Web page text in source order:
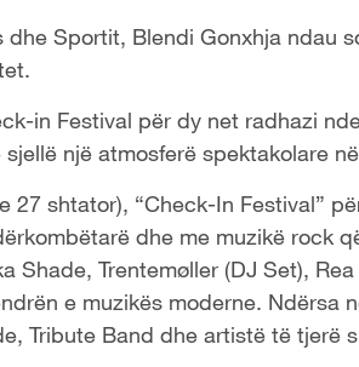
dhe Sportit, Blendi Gonxhja ndau
in Festival për dy net radhazi
një atmosferë spektakolare
27 shtator), “Check-In Festival”
dhe me muzikë rock
Shade, Trentemøller (DJ Set),
e muzikës moderne. Ndërsa
Tribute Band dhe artistë të tjerë